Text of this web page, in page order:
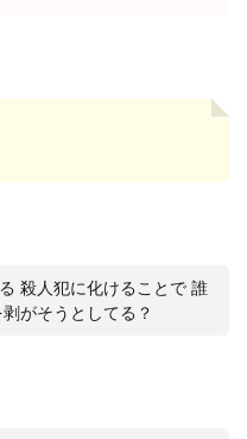
殺人犯に化けることで 誰
がそうとしてる？